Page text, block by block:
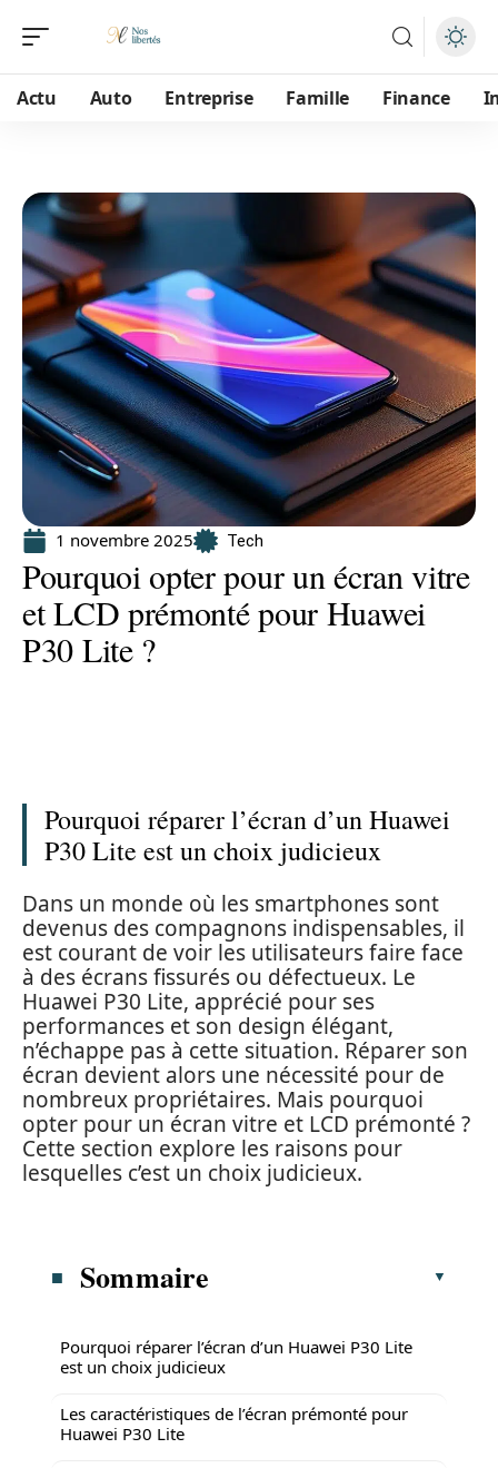
Actu Auto Entreprise Famille Finance
1 novembre 2025 Tech
Pourquoi opter pour un écran vitre
et LCD prémonté pour Huawei
P30 Lite ?
Pourquoi réparer l’écran d’un Huawei
P30 Lite est un choix judicieux
Dans un monde où les smartphones sont
devenus des compagnons indispensables, il
est courant de voir les utilisateurs faire face
à des écrans fissurés ou défectueux. Le
Huawei P30 Lite, apprécié pour ses
performances et son design élégant,
n’échappe pas à cette situation. Réparer son
écran devient alors une nécessité pour de
nombreux propriétaires. Mais pourquoi
opter pour un écran vitre et LCD prémonté ?
Cette section explore les raisons pour
lesquelles c’est un choix judicieux.
Sommaire
Pourquoi réparer l’écran d’un Huawei P30 Lite
est un choix judicieux
Les caractéristiques de l’écran prémonté pour
Huawei P30 Lite